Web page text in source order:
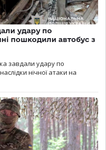
удару по
пошкодили автобус з
завдали удару по
нічної атаки на